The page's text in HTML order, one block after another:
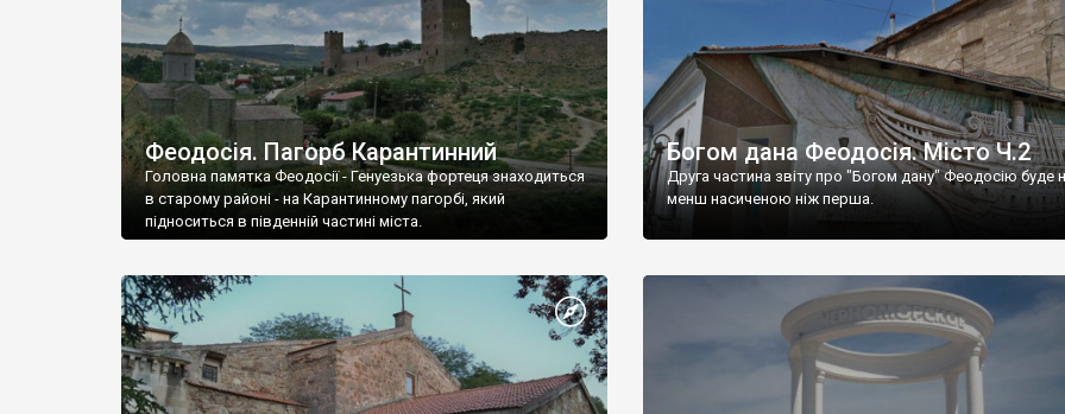
Феодосія. Пагорб Карантинний
Головна памятка Феодосії - Генуезька фортеця знаходиться
в старому районі - на Карантинному пагорбі, який
підноситься в південній частині міста.
Богом дана Феодосія. Місто Ч.2
Друга частина звіту про "Богом дану" Феодосію буде
менш насиченою ніж перша.